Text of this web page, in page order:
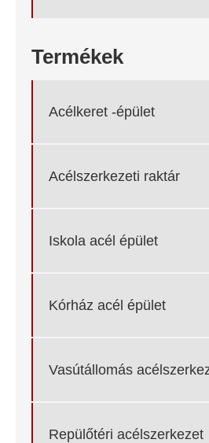
Termékek
Acélkeret -épület
Acélszerkezeti raktár
Iskola acél épület
Kórház acél épület
Vasútállomás
Repülőtéri acélszerkezet